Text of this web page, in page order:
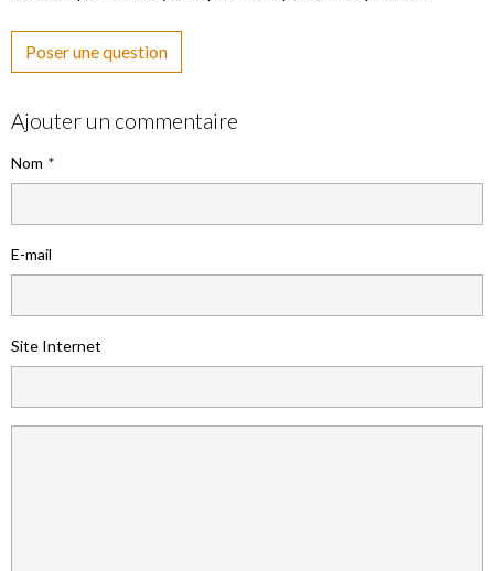
Poser une question
Ajouter un commentaire
Nom
E-mail
Site Internet